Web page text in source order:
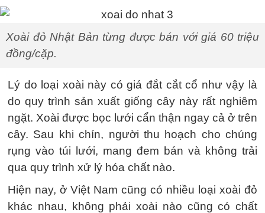
Xoài đỏ Nhật Bản từng được bán với giá 60 triệu
đồng/cặp.
Lý do loại xoài này có giá đắt cắt cổ như vậy là
do quy trình sản xuất giống cây này rất nghiêm
ngặt. Xoài được bọc lưới cẩn thận ngay cả ở trên
cây. Sau khi chín, người thu hoạch cho chúng
rụng vào túi lưới, mang đem bán và không trải
qua quy trình xử lý hóa chất nào.
Hiện nay, ở Việt Nam cũng có nhiều loại xoài đỏ
khác nhau, không phải xoài nào cũng có chất